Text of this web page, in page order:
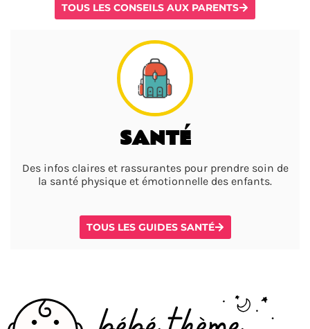
TOUS LES CONSEILS AUX PARENTS
SANTÉ
Des infos claires et rassurantes pour prendre soin de
la santé physique et émotionnelle des enfants.
TOUS LES GUIDES SANTÉ